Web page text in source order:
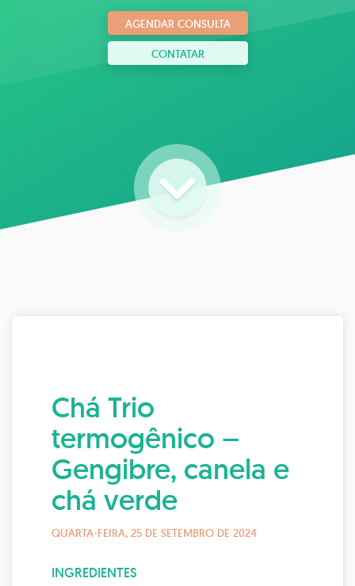
respeitando a individualidade
biológica
AGENDAR CONSULTA
CONTATAR
Chá Trio
termogênico –
Gengibre, canela e
chá verde
QUARTA-FEIRA, 25 DE SETEMBRO DE 2024
INGREDIENTES